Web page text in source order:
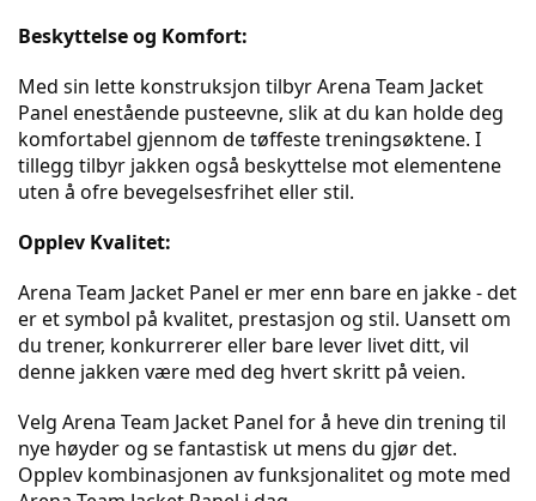
Beskyttelse og Komfort:
Med sin lette konstruksjon tilbyr Arena Team Jacket
Panel enestående pusteevne, slik at du kan holde deg
komfortabel gjennom de tøffeste treningsøktene. I
tillegg tilbyr jakken også beskyttelse mot elementene
uten å ofre bevegelsesfrihet eller stil.
Opplev Kvalitet:
Arena Team Jacket Panel er mer enn bare en jakke - det
er et symbol på kvalitet, prestasjon og stil. Uansett om
du trener, konkurrerer eller bare lever livet ditt, vil
denne jakken være med deg hvert skritt på veien.
Velg Arena Team Jacket Panel for å heve din trening til
nye høyder og se fantastisk ut mens du gjør det.
Opplev kombinasjonen av funksjonalitet og mote med